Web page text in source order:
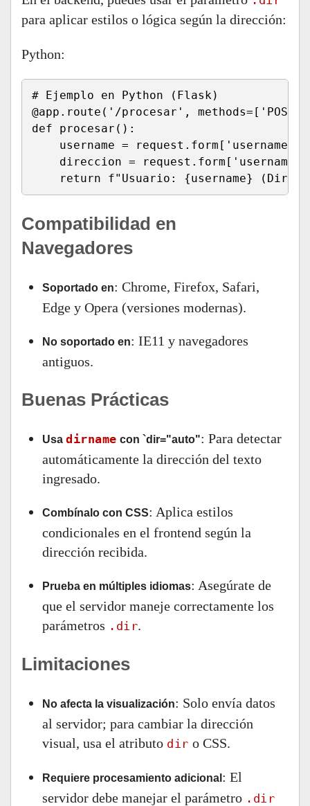
para aplicar estilos o lógica según la dirección:
Python:
# Ejemplo en Python (Flask)
@app.route('/procesar',
def procesar():
    username = request.form['username']
direccion =
return f"Usuario: {username}
Compatibilidad en
Navegadores
Soportado en: Chrome, Firefox, Safari,
Edge y Opera (versiones modernas).
No soportado en: IE11 y navegadores
antiguos.
Buenas Prácticas
Usa dirname con `dir="auto": Para detectar
automáticamente la dirección del texto
ingresado.
Combínalo con CSS: Aplica estilos
condicionales en el frontend según la
dirección recibida.
Prueba en múltiples idiomas: Asegúrate de
que el servidor maneje correctamente los
parámetros .dir.
Limitaciones
No afecta la visualización: Solo envía datos
al servidor; para cambiar la dirección
visual, usa el atributo dir o CSS.
Requiere procesamiento adicional : El
servidor debe manejar el parámetro .dir